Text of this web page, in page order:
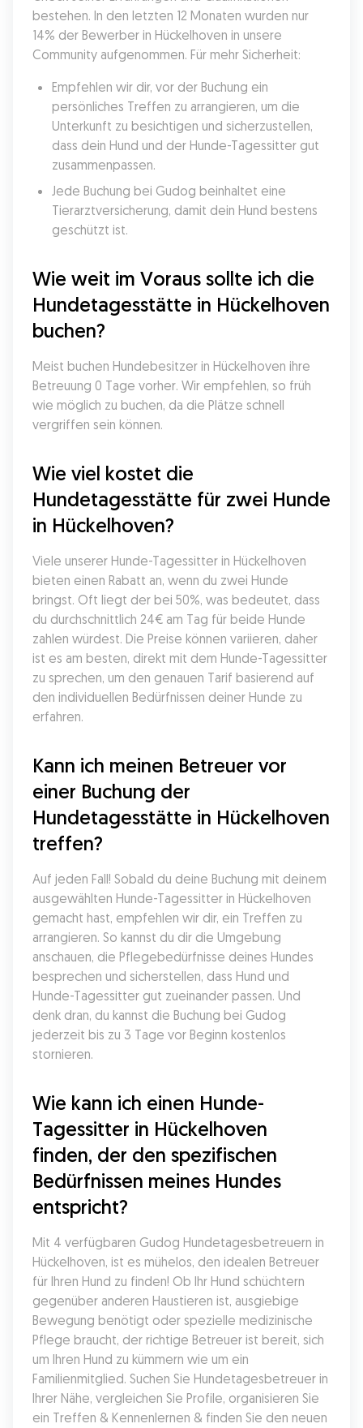
bestehen. In den letzten 12 Monaten wurden nur
14% der Bewerber in Hückelhoven in unsere
Community aufgenommen. Für mehr Sicherheit:
Empfehlen wir dir, vor der Buchung ein
persönliches Treffen zu arrangieren, um die
Unterkunft zu besichtigen und sicherzustellen,
dass dein Hund und der Hunde-Tagessitter gut
zusammenpassen.
Jede Buchung bei Gudog beinhaltet eine
Tierarztversicherung, damit dein Hund bestens
geschützt ist.
Wie weit im Voraus sollte ich die
Hundetagesstätte in Hückelhoven
buchen?
Meist buchen Hundebesitzer in Hückelhoven ihre
Betreuung 0 Tage vorher. Wir empfehlen, so früh
wie möglich zu buchen, da die Plätze schnell
vergriffen sein können.
Wie viel kostet die
Hundetagesstätte für zwei Hunde
in Hückelhoven?
Viele unserer Hunde-Tagessitter in Hückelhoven
bieten einen Rabatt an, wenn du zwei Hunde
bringst. Oft liegt der bei 50%, was bedeutet, dass
du durchschnittlich 24€ am Tag für beide Hunde
zahlen würdest. Die Preise können variieren, daher
ist es am besten, direkt mit dem Hunde-Tagessitter
zu sprechen, um den genauen Tarif basierend auf
den individuellen Bedürfnissen deiner Hunde zu
erfahren.
Kann ich meinen Betreuer vor
einer Buchung der
Hundetagesstätte in Hückelhoven
treffen?
Auf jeden Fall! Sobald du deine Buchung mit deinem
ausgewählten Hunde-Tagessitter in Hückelhoven
gemacht hast, empfehlen wir dir, ein Treffen zu
arrangieren. So kannst du dir die Umgebung
anschauen, die Pflegebedürfnisse deines Hundes
besprechen und sicherstellen, dass Hund und
Hunde-Tagessitter gut zueinander passen. Und
denk dran, du kannst die Buchung bei Gudog
jederzeit bis zu 3 Tage vor Beginn kostenlos
stornieren.
Wie kann ich einen Hunde-
Tagessitter in Hückelhoven
finden, der den spezifischen
Bedürfnissen meines Hundes
entspricht?
Mit 4 verfügbaren Gudog Hundetagesbetreuern in
Hückelhoven, ist es mühelos, den idealen Betreuer
für Ihren Hund zu finden! Ob Ihr Hund schüchtern
gegenüber anderen Haustieren ist, ausgiebige
Bewegung benötigt oder spezielle medizinische
Pflege braucht, der richtige Betreuer ist bereit, sich
um Ihren Hund zu kümmern wie um ein
Familienmitglied. Suchen Sie Hundetagesbetreuer in
Ihrer Nähe, vergleichen Sie Profile, organisieren Sie
ein Treffen & Kennenlernen & finden Sie den neuen